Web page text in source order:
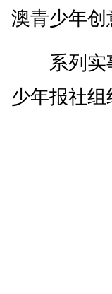
澳青少年创
系列实事
少年报社